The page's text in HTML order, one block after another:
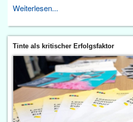
Weiterlesen...
Tinte als kritischer Erfolgsfaktor